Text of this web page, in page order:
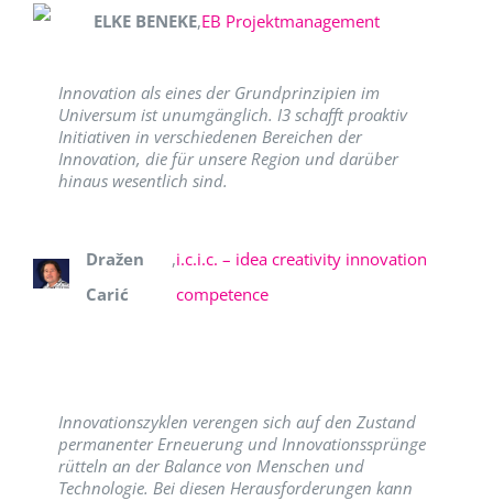
ELKE BENEKE,EB Projektmanagement
Innovation als eines der Grundprinzipien im
Universum ist unumgänglich. I3 schafft proaktiv
Initiativen in verschiedenen Bereichen der
Innovation, die für unsere Region und darüber
hinaus wesentlich sind.
Dražen
Carić
,i.c.i.c. – idea creativity innovation
competence
Innovationszyklen verengen sich auf den Zustand
permanenter Erneuerung und Innovationssprünge
rütteln an der Balance von Menschen und
Technologie. Bei diesen Herausforderungen kann